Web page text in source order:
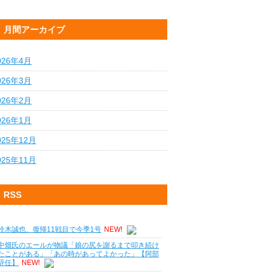
月間アーカイブ
年4月
年3月
年2月
年1月
年12月
年11月
RSS
木誠也、復帰11戦目で今季1号 NEW!
畑氏のエールが物議「娘の尻を謝るまで叩き続け
ことがある」「あの時があってよかった」【阿部
任】
NEW!